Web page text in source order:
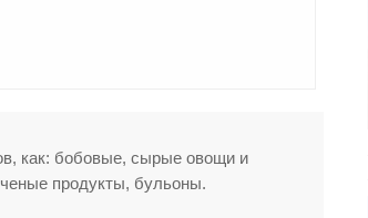
как: бобовые, сырые овощи и
продукты, бульоны.